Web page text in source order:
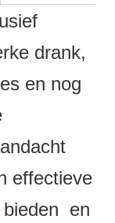
drank,
en nog
effectieve
bieden en